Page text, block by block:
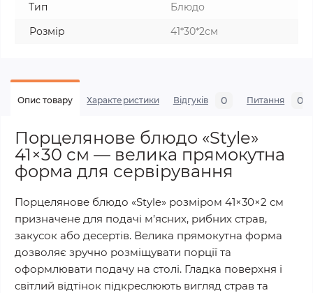
Тип
Блюдо
Розмір
41*30*2см
Опис товару Характеристики Відгуків 0 Питання 0
Порцелянове блюдо «Style»
41×30 см — велика прямокутна
форма для сервірування
Порцелянове блюдо «Style» розміром 41×30×2 см
призначене для подачі м’ясних, рибних страв,
закусок або десертів. Велика прямокутна форма
дозволяє зручно розміщувати порції та
оформлювати подачу на столі. Гладка поверхня і
світлий відтінок підкреслюють вигляд страв та